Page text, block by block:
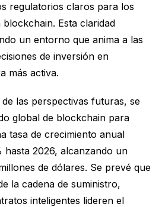
regulatorios claros para los
Esta claridad
un entorno que anima a las
de inversión en
más activa.
las perspectivas futuras, se
global de blockchain para
tasa de crecimiento anual
hasta 2026, alcanzando un
de dólares. Se prevé que
la cadena de suministro,
inteligentes lideren el